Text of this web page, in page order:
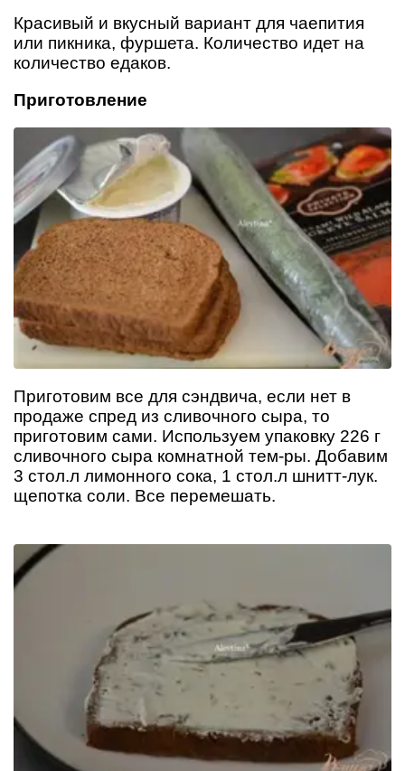
Красивый и вкусный вариант для чаепития
или пикника, фуршета. Количество идет на
количество едаков.
Приготовление
Приготовим все для сэндвича, если нет в
продаже спред из сливочного сыра, то
приготовим сами. Используем упаковку 226 г
сливочного сыра комнатной тем-ры. Добавим
3 стол.л лимонного сока, 1 стол.л шнитт-лук.
щепотка соли. Все перемешать.